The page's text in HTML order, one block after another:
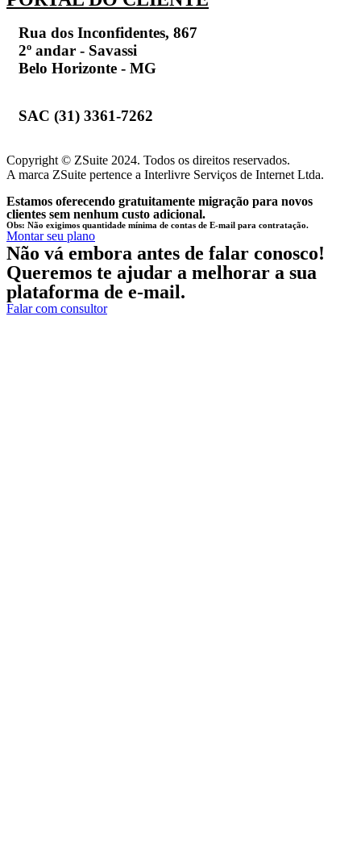
Rua dos Inconfidentes, 867
2º andar - Savassi
Belo Horizonte - MG
SAC (31) 3361-7262
Copyright © ZSuite 2024. Todos os direitos reservados.
A marca ZSuite pertence a Interlivre Serviços de Internet Ltda.
Estamos oferecendo gratuitamente migração para novos
clientes sem nenhum custo adicional.
Obs: Não exigimos quantidade mínima de contas de E-mail para contratação.
Montar seu plano
Não vá embora antes de falar conosco!
Queremos te ajudar a melhorar a sua
plataforma de e-mail.
Falar com consultor